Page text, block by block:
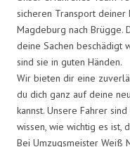
sicheren Transport
Magdeburg nach Brügge.
deine Sachen beschädigt
sind sie in guten Händen.
Wir bieten dir eine
du dich ganz auf deine
kannst. Unsere Fahrer
wissen, wie wichtig es ist,
Bei Umzugsmeister Weiß